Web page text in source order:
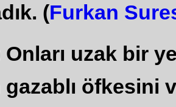
(Furkan
Onları uzak bir
öfkesini